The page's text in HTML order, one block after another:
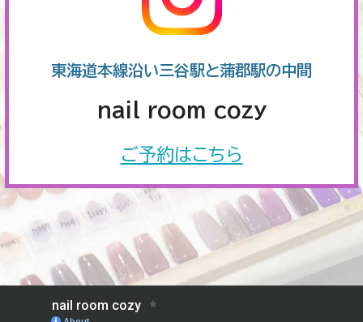
東海道本線沿い三谷駅と蒲郡駅の中間
nail room cozy
ご予約はこちら